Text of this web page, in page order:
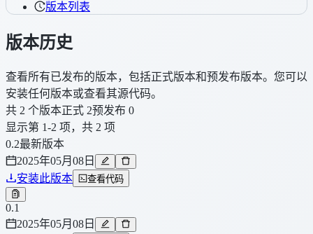
版本列表
版本历史
查看所有已发布的版本，包括正式版本和预发布版本。您可以
安装任何版本或查看其源代码。
共 2 个版本正式 2预发布 0
显示第 1-2 项，共 2 项
0.2最新版本
2025年05月08日
安装此版本
查看代码
0.1
2025年05月08日